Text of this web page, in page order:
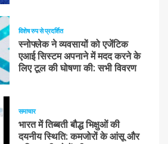
विशेष रुप से प्रदर्शित
स्नोफ्लेक ने व्यवसायों को एजेंटिक
एआई सिस्टम अपनाने में मदद करने के
लिए टूल की घोषणा की: सभी विवरण
समाचार
भारत में तिब्बती बौद्ध भिक्षुओं की
दयनीय स्थिति: कमजोरों के आंसू और